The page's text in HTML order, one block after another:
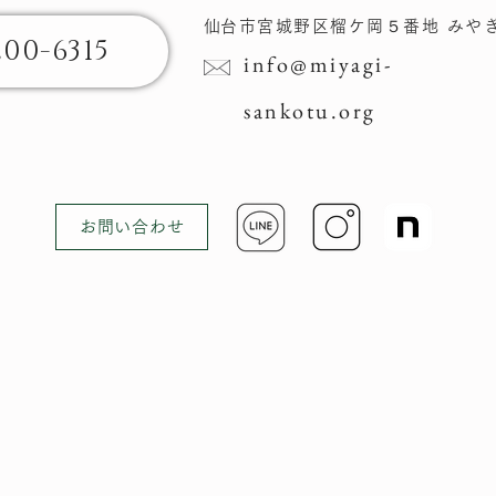
6315
仙台市宮城野区榴ケ岡​５番地 みや
info@miyagi-
sankotu.org
お問い合わせ